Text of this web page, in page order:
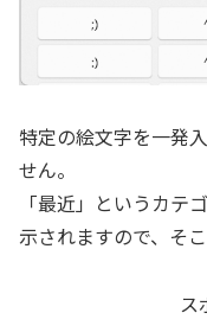
特定の絵文字を一発
せん。
「最近」というカテ
示されますので、そ
ス